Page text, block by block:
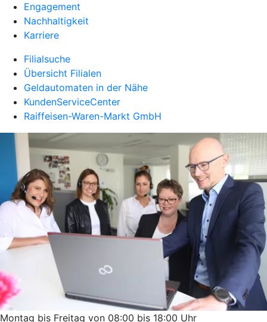
Engagement
Nachhaltigkeit
Karriere
Filialsuche
Übersicht Filialen
Geldautomaten in der Nähe
KundenServiceCenter
Raiffeisen-Waren-Markt GmbH
Montag bis Freitag von 08:00 bis 18:00 Uhr